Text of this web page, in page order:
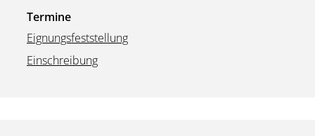
Termine
Eignungsfeststellung
Einschreibung